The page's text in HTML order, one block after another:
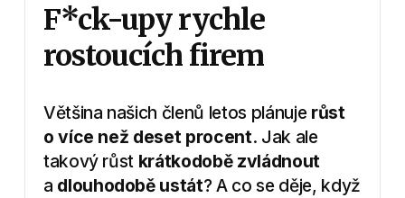
F*ck-upy rychle
rostoucích firem
Většina našich členů letos plánuje růst
o více než deset procent. Jak ale
takový růst krátkodobě zvládnout
a dlouhodobě ustát? A co se děje, když